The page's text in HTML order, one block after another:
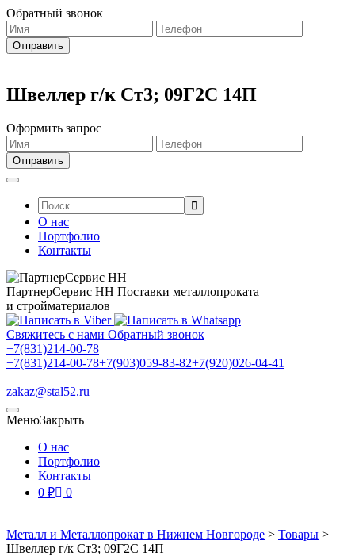
Обратный звонок
Швеллер г/к Ст3; 09Г2С 14П
Оформить запрос
Поиск:
О нас
Портфолио
Контакты
ПартнерСервис НН Поставки металлопроката
и стройматериалов
Свяжитесь с нами Обратный звонок
+7(831)214-00-78
+7(831)214-00-78+7(903)059-83-82+7(920)026-04-41
zakaz@stal52.ru
МенюЗакрыть
О нас
Портфолио
Контакты
0 ₽ 0
Металл и Металлопрокат в Нижнем Новгороде > Товары >
Швеллер г/к Ст3; 09Г2С 14П